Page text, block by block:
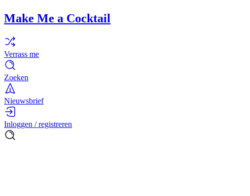
Make Me a Cocktail
Verrass me
Zoeken
Nieuwsbrief
Inloggen / registreren